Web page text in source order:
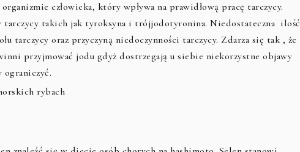
człowieka, który wpływa na prawidłową pracę tarczycy.
tarczycy takich jak tyroksyna i trójjodotyronina. Niedostateczna ilość
tarczycy oraz przyczyną niedoczynności tarczycy. Zdarza się tak , że
przyjmować jodu gdyż dostrzegają u siebie niekorzystne objawy
rybach